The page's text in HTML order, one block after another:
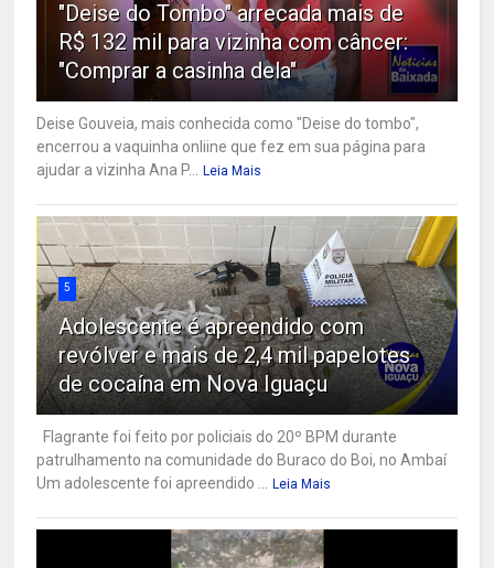
"Deise do Tombo" arrecada mais de
R$ 132 mil para vizinha com câncer:
"Comprar a casinha dela"
Deise Gouveia, mais conhecida como "Deise do tombo",
encerrou a vaquinha onliine que fez em sua página para
ajudar a vizinha Ana P... Leia Mais
5
Adolescente é apreendido com
revólver e mais de 2,4 mil papelotes
de cocaína em Nova Iguaçu
Flagrante foi feito por policiais do 20º BPM durante
patrulhamento na comunidade do Buraco do Boi, no Ambaí
Um adolescente foi apreendido ... Leia Mais